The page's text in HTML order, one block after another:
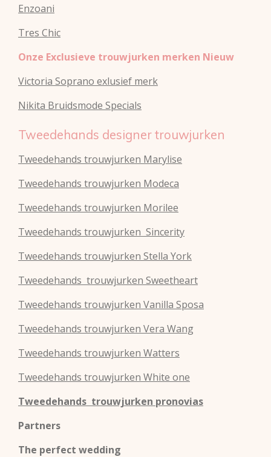
Enzoani
Tres Chic
Onze Exclusieve trouwjurken merken Nieuw
Victoria Soprano exlusief merk
Nikita Bruidsmode Specials
Tweedehands designer trouwjurken
Tweedehands trouwjurken Marylise
Tweedehands trouwjurken Modeca
Tweedehands trouwjurken Morilee
Tweedehands trouwjurken Sincerity
Tweedehands trouwjurken Stella York
Tweedehands trouwjurken Sweetheart
Tweedehands trouwjurken Vanilla Sposa
Tweedehands trouwjurken Vera Wang
Tweedehands trouwjurken Watters
Tweedehands trouwjurken White one
Tweedehands trouwjurken pronovias
Partners
The perfect wedding